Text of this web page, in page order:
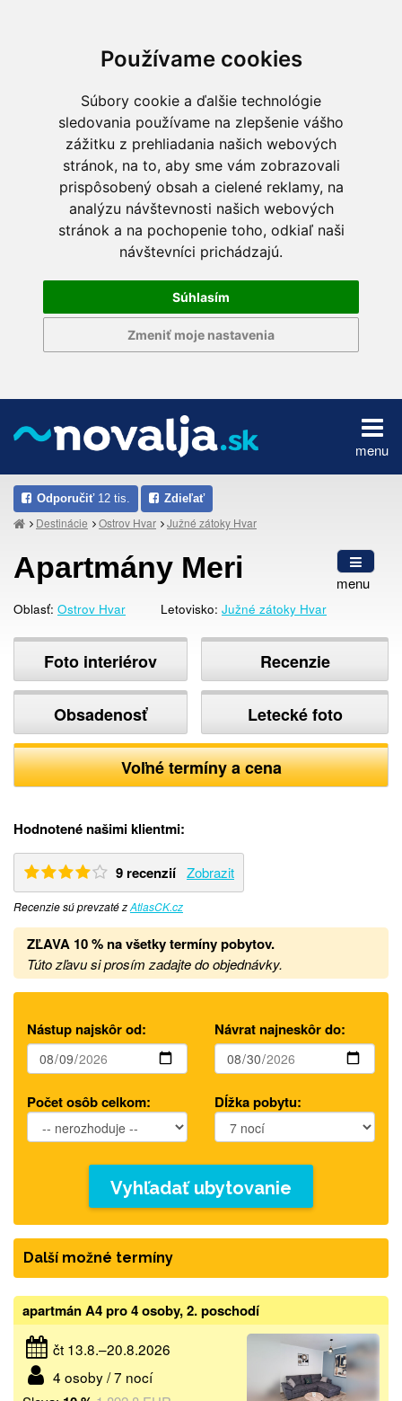
Používame cookies
Súbory cookie a ďalšie technológie
sledovania používame na zlepšenie vášho
zážitku z prehliadania našich webových
stránok, na to, aby sme vám zobrazovali
prispôsobený obsah a cielené reklamy, na
analýzu návštevnosti našich webových
stránok a na pochopenie toho, odkiaľ naši
návštevníci prichádzajú.
Súhlasím
Zmeniť moje nastavenia
menu
Odporučiť12 tis. Zdieľať
Destinácie Ostrov Hvar Južné zátoky Hvar
menu
Apartmány Meri
Oblasť: Ostrov Hvar Letovisko: Južné zátoky Hvar
Foto interiérov
Obsadenosť
Recenzie
Letecké foto
Voľné termíny a cena
Hodnotené našimi klientmi:
9 recenzií Zobrazit
Recenzie sú prevzaté zAtlasCK.cz
ZĽAVA 10 % na všetky termíny pobytov.
Túto zľavu si prosím zadajte do objednávky.
Nástup najskôr od: Návrat najneskôr do:
Počet osôb celkom: Dĺžka pobytu:
Vyhľadať ubytovanie
Další možné termíny
apartmán A4 pro 4 osoby, 2. poschodí
čt 13.8.–20.8.2026
4 osoby / 7 nocí